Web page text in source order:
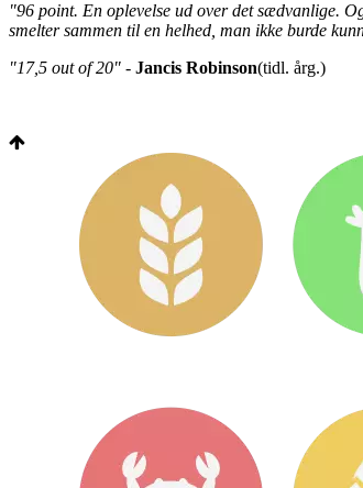
"96 point. En oplevelse ud over det sædvanlige.
smelter sammen til en helhed, man ikke burde
"17,5 out of 20" - Jancis Robinson(tidl. årg.)